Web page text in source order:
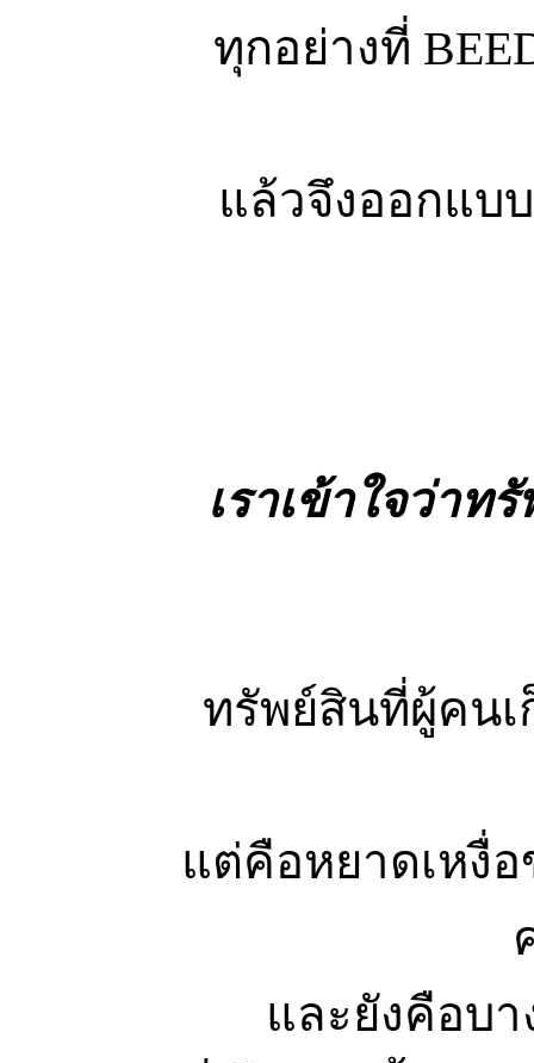
ทุกอย่างที่
แล้วจึงออกแบ
เราเข้าใจว่าท
ทรัพย์สินที่ผู้คนเ
แต่คือหยาดเหงื่
และยังคือบ